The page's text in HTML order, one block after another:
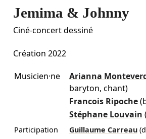
Jemima & Johnny
Ciné-concert dessiné
Création 2022
Musicien·ne Arianna
baryton, chant)
Francois Ripoche
Stéphane Louvain
Participation Guillaume Carreau